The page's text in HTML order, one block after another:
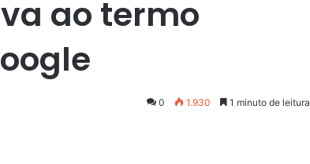
ao termo
0 1.930 1 minuto de leitura